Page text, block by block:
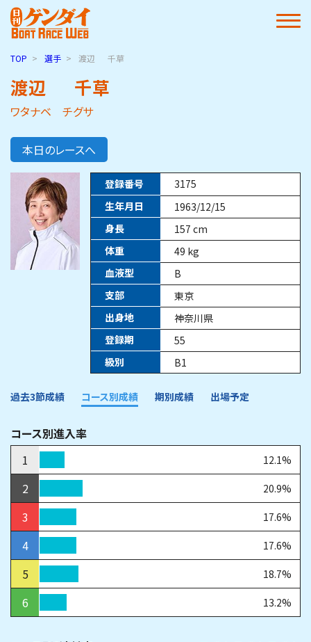
TOP 選手 渡辺 千草
渡辺 千草
ワタナベ チグサ
本日のレースへ
登録番号
3175
生年月日
1963/12/15
身長
157 cm
体重
49 kg
血液型
B
支部
東京
出身地
神奈川県
登録期
55
級別
B1
過去3節成績 コース別成績 期別成績 出場予定
コース別進入率
1
12.1%
2 20.9%
3 17.6%
4 17.6%
5 18.7%
6 13.2%